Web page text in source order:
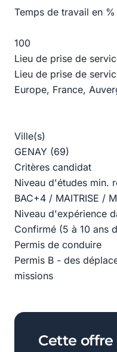
Temps de travail en %
100
Lieu de prise de
Lieu de prise de
Europe, France,
Ville(s)
GENAY (69)
Critères candidat
Niveau d'études min.
BAC+4 / MAITRISE /
Niveau d'expérience
Confirmé (5 à 10 ans
Permis de conduire
Permis B - des
missions
Cette offre